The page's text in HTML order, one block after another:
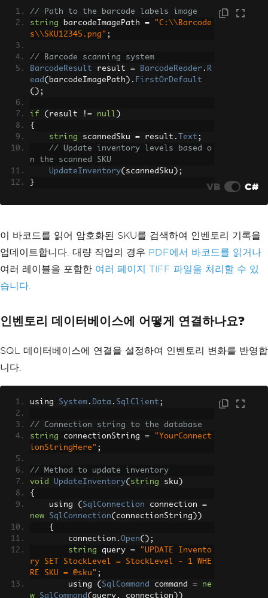
// Path to the barcode labels image
string barcodeImagePath =
"C:\\Barcode
s\\SKU12345.png" ;
// Barcode scanning system
BarcodeResult result = BarcodeReader . R
ead ( barcodeImagePath ). FirstOrDefault
();
if ( result != null )
{
string scannedSku = result . Text ;
// Update inventory levels based o
n the scanned SKU
UpdateInventory( scannedSku );
}
VB C#
이 바코드를 읽어 암호화된 SKU를 검색하여 인벤토리 기록을
업데이트합니다. 대량 작업의 경우 PDF에서 바코드를 읽거나
여러 레이블을 포함한 여러 페이지 TIFF 파일을 처리할 수 있
습니다.
인벤토리 데이터베이스에 어떻게 연결하나요?
SQL 데이터베이스에 연결을 설정하여 인벤토리 변화를 반영합
니다.
using System . Data . SqlClient ;
// Connection string to the database
string connectionString =
"YourConnect
ionStringHere" ;
// Method to update inventory
void
UpdateInventory( string sku )
{
    using
( SqlConnection connection =
new
SqlConnection( connectionString ))
{
        connection
. Open();
string query =
"UPDATE Invento
ry SET StockLevel = StockLevel - 1 WHE
RE SKU = @sku" ;
        using
( SqlCommand command =
ne
w
SqlCommand ( query, connection ))